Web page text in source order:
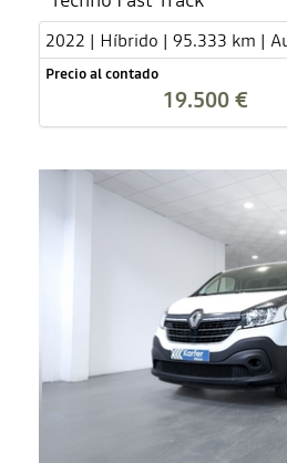
2022 | Híbrido | 95.333 km |
Precio al contado
19.500 €